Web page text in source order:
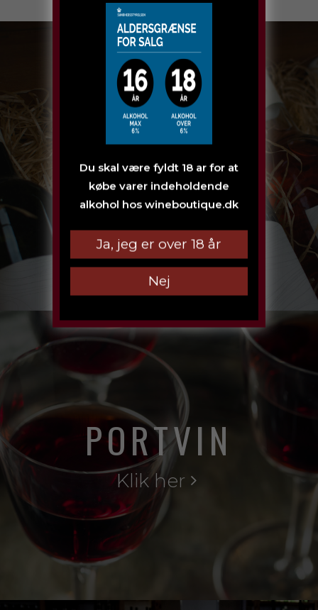
Du skal være fyldt 18 ar for at
købe varer indeholdende
alkohol hos wineboutique.dk
Ja, jeg er over 18 år
Nej
GAVEIDEÉR
Klik her
PORTVIN
Klik her